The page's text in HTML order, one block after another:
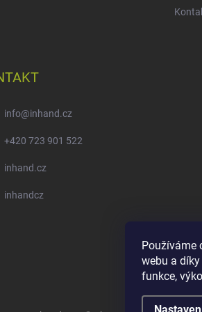
Používáme
webu a
funkce,
info@inhand.cz
+420 723 901 522
inhand.cz
inhandcz